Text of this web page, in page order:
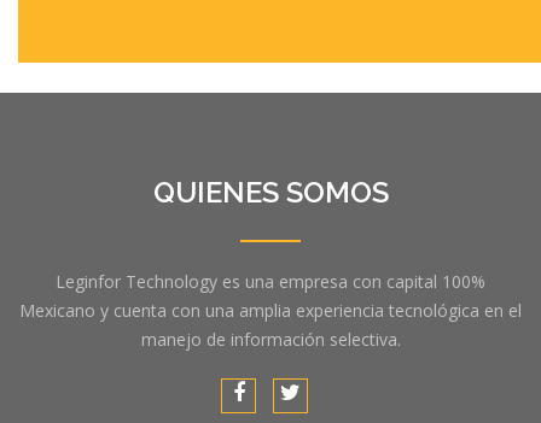
QUIENES SOMOS
Leginfor Technology es una empresa con capital 100%
Mexicano y cuenta con una amplia experiencia tecnológica en el
manejo de información selectiva.